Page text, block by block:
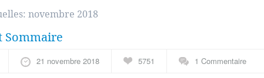
novembre 2018
Sommaire
21 novembre 2018 5751 1 Commentaire